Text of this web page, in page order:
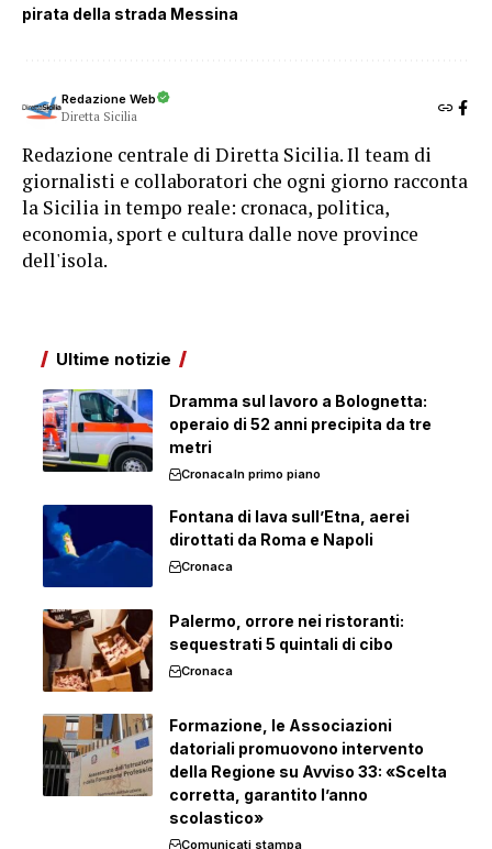
pirata della strada Messina
Redazione Web
Diretta Sicilia
Redazione centrale di Diretta Sicilia. Il team di
giornalisti e collaboratori che ogni giorno racconta
la Sicilia in tempo reale: cronaca, politica,
economia, sport e cultura dalle nove province
dell'isola.
Ultime notizie
Dramma sul lavoro a Bolognetta:
operaio di 52 anni precipita da tre
metri
CronacaIn primo piano
Fontana di lava sull’Etna, aerei
dirottati da Roma e Napoli
Cronaca
Palermo, orrore nei ristoranti:
sequestrati 5 quintali di cibo
Cronaca
Formazione, le Associazioni
datoriali promuovono intervento
della Regione su Avviso 33: «Scelta
corretta, garantito l’anno
scolastico»
Comunicati stampa